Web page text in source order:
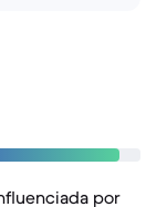
por